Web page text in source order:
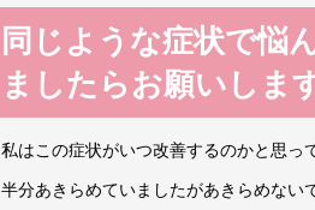
同じような症状で悩
ましたらお願いしま
私はこの症状がいつ改善するのかと思っ
半分あきらめていましたがあきらめない